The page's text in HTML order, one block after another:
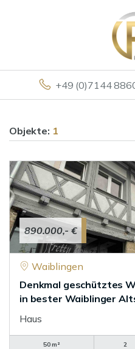
+49 (0)7144
Objekte: 1
890.000,- €
Waiblingen
Denkmal geschütztes
in bester Waiblinger
Haus
50 m²
2